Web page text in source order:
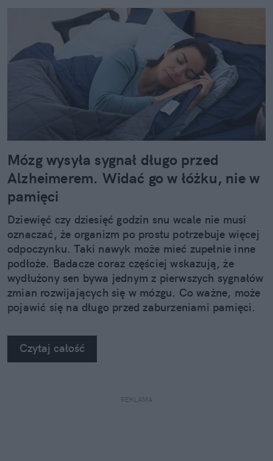
Mózg wysyła sygnał długo przed
Alzheimerem. Widać go w łóżku, nie w
pamięci
Dziewięć czy dziesięć godzin snu wcale nie musi
oznaczać, że organizm po prostu potrzebuje więcej
odpoczynku. Taki nawyk może mieć zupełnie inne
podłoże. Badacze coraz częściej wskazują, że
wydłużony sen bywa jednym z pierwszych sygnałów
zmian rozwijających się w mózgu. Co ważne, może
pojawić się na długo przed zaburzeniami pamięci.
Czytaj całość
REKLAMA